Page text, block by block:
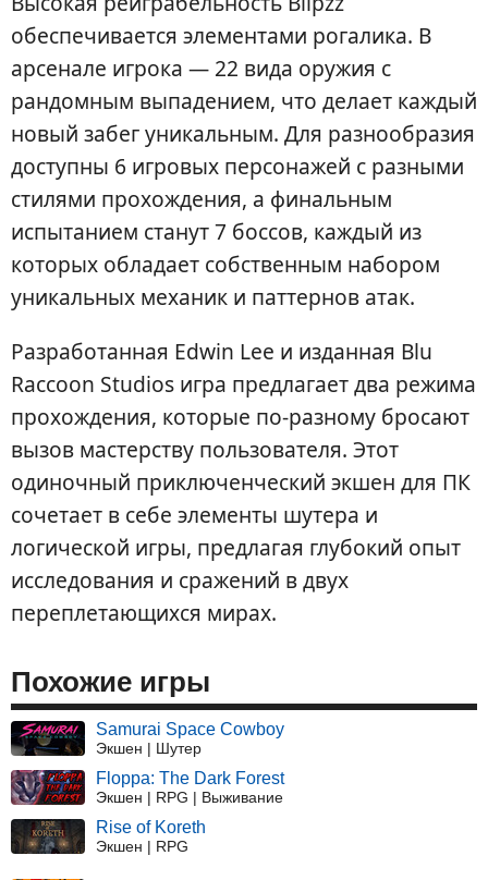
обеспечивается элементами рогалика. В
арсенале игрока — 22 вида оружия с
рандомным выпадением, что делает каждый
новый забег уникальным. Для разнообразия
доступны 6 игровых персонажей с разными
стилями прохождения, а финальным
испытанием станут 7 боссов, каждый из
которых обладает собственным набором
уникальных механик и паттернов атак.
Разработанная Edwin Lee и изданная Blu
Raccoon Studios игра предлагает два режима
прохождения, которые по-разному бросают
вызов мастерству пользователя. Этот
одиночный приключенческий экшен для ПК
сочетает в себе элементы шутера и
логической игры, предлагая глубокий опыт
исследования и сражений в двух
переплетающихся мирах.
Похожие игры
Samurai Space Cowboy
Экшен | Шутер
Floppa: The Dark Forest
Экшен | RPG | Выживание
Rise of Koreth
Экшен | RPG